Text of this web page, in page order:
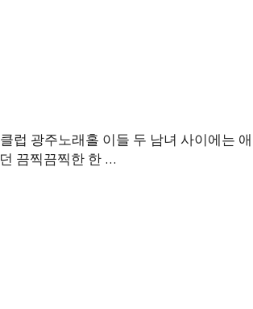
럽 광주노래홀 이들 두 남녀 사이에는 애
끔찍끔찍한 한 …